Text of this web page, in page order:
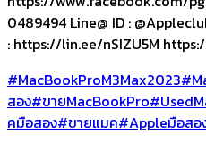
0489494 Line@ ID :
: https://lin.ee/nSIZU5M
#MacBookProM3Max2023
สอง#ขายMacBookPro
คมือสอง#ขายแมค#Appleมือสอ